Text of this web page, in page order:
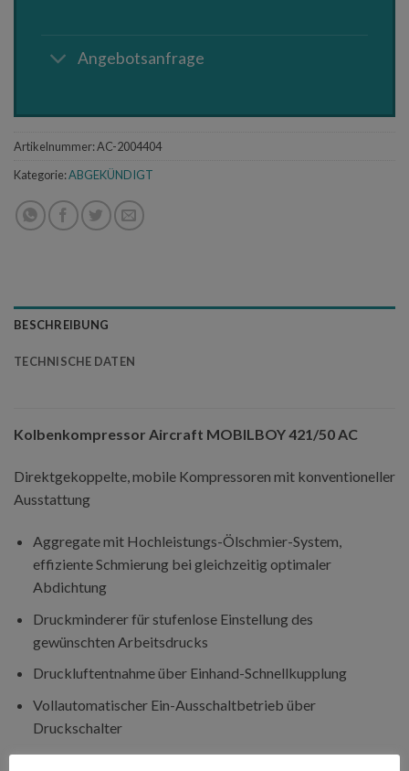
Angebotsanfrage
Artikelnummer:AC-2004404
Kategorie:ABGEKÜNDIGT
BESCHREIBUNG
TECHNISCHE DATEN
Kolbenkompressor Aircraft MOBILBOY 421/50 AC
Direktgekoppelte, mobile Kompressoren mit konventioneller
Ausstattung
Aggregate mit Hochleistungs-Ölschmier-System,
effiziente Schmierung bei gleichzeitig optimaler
Abdichtung
Druckminderer für stufenlose Einstellung des
gewünschten Arbeitsdrucks
Druckluftentnahme über Einhand-Schnellkupplung
Vollautomatischer Ein-Ausschaltbetrieb über
Druckschalter
Je ein Manometer für Anzeige des Behälter- und